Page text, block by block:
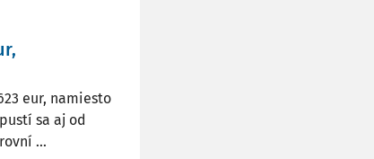
eur, namiesto
sa aj od
...